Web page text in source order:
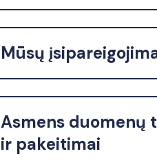
Mūsų
Asmens duomenų
ir pakeitimai